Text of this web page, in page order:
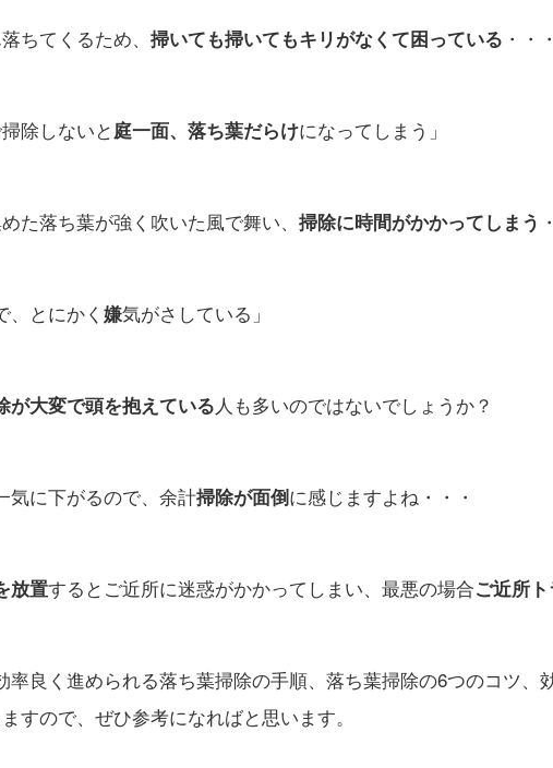
ちてくるため、 掃いても掃いてもキリがなくて困っている ・・
除しないと庭一面、落ち葉だらけになってしまう」
た落ち葉が強く吹いた風で舞い、 掃除に時間がかかってしまう
、とにかく 嫌気がさしている」
が大変で頭を抱えている 人も多いのではないでしょうか？
気に下がるので、余計掃除が面倒に感じますよね・・・
放置するとご近所に迷惑がかかってしまい、最悪の場合ご近所
率良く進められる落ち葉掃除の手順、落ち葉掃除の6つのコツ、
すので、ぜひ参考になればと思います。